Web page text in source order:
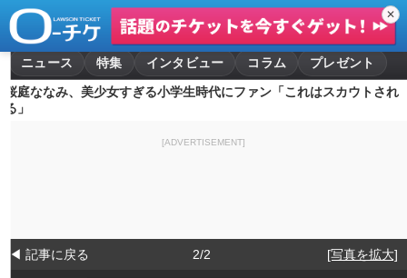
✕
ニュース 特集 インタビュー コラム
プレゼント
桜庭ななみ、美少女すぎる小学生時代にファン「これはスカウトされ
る」
[ADVERTISEMENT]
◀ 記事に戻る 2/2 [写真を拡大]